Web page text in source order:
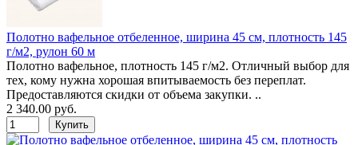
Полотно вафельное отбеленное, ширина 45 см, плотность 145
г/м2, рулон 60 м
Полотно вафельное, плотность 145 г/м2. Отличный выбор для
тех, кому нужна хорошая впитываемость без переплат.
Предоставляются скидки от объема закупки. ..
2 340.00 руб.